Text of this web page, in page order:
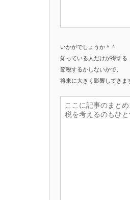
いかがでしょうか＾＾
知っている人だけが得する
節税するかしないかで、
将来に大きく影響してきま